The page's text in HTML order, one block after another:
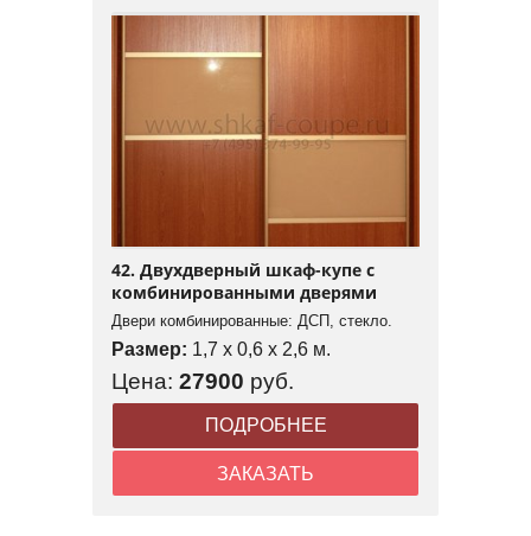
42. Двухдверный шкаф-купе с
комбинированными дверями
Двери комбинированные: ДСП, стекло.
Размер: 1,7 x 0,6 x 2,6 м.
Цена: 27900 руб.
ПОДРОБНЕЕ
ЗАКАЗАТЬ